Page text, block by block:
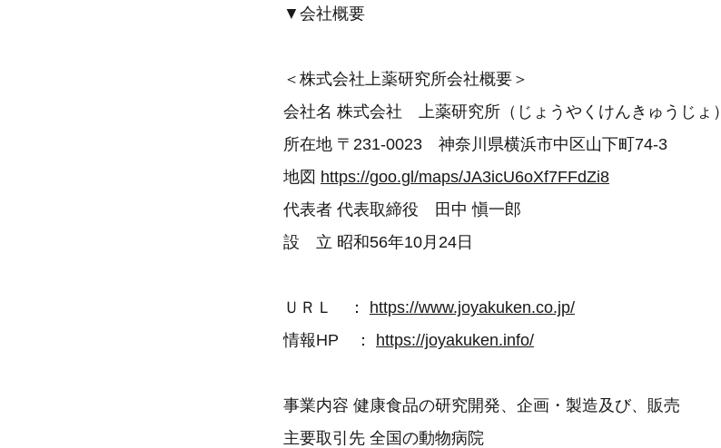
▼会社概要
＜株式会社上薬研究所会社概要＞
会社名 株式会社 上薬研究所（じょうやくけんきゅうじょ）
所在地 〒231-0023 神奈川県横浜市中区山下町74-3
地図 https://goo.gl/maps/JA3icU6oXf7FFdZi8
代表者 代表取締役 田中 愼一郎
設 立 昭和56年10月24日
ＵＲＬ ： https://www.joyakuken.co.jp/
情報HP ： https://joyakuken.info/
事業内容 健康食品の研究開発、企画・製造及び、販売
主要取引先 全国の動物病院